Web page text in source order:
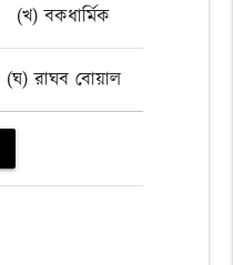
(খ) বকধার্মিক
(ঘ) রাঘব বোয়াল